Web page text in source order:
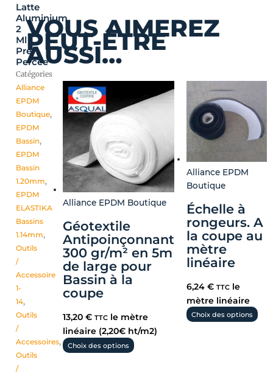
Latte
Aluminium
2
Ml
Pré
Percée
Catégories
Alliance
EPDM
Boutique,
EPDM
Bassin,
EPDM
Bassin
1.20mm,
EPDM
ELASTIKA
Bassins
1.14mm,
Outils
/
Accessoire
1-
14,
Outils
/
Accessoires,
Outils
/
VOUS AIMEREZ
PEUT-ÊTRE
AUSSI…
Alliance EPDM Boutique
Géotextile
Antipoinçonnant
300 gr/m² en 5m
de large pour
Bassin à la
coupe
13,20 € TTCle mètre
linéaire (2,20€ ht/m2)
Choix des options
Alliance EPDM
Boutique
Échelle à
rongeurs. A
la coupe au
mètre
linéaire
6,24 € TTCle
mètre linéaire
Choix des options